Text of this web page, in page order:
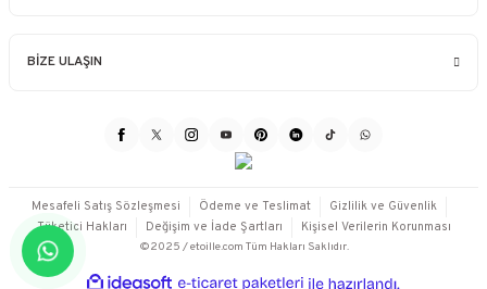
BİZE ULAŞIN
©2025 / etoille.com Tüm Hakları Saklıdır.
Mesafeli Satış Sözleşmesi Ödeme ve Teslimat
Gizlilik ve Güvenlik
Tüketici Hakları
Değişim ve İade Şartları Kişisel Verilerin Korunması
ideasoft e-